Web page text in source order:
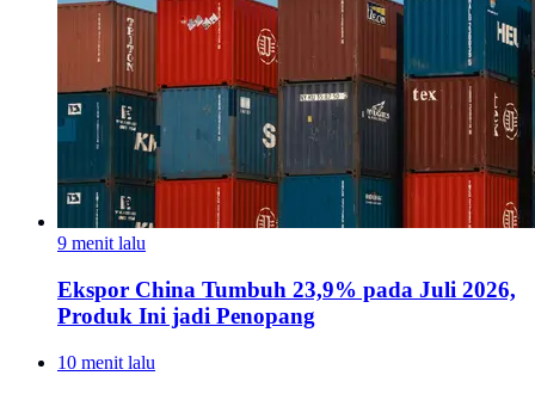
9 menit lalu
Ekspor China Tumbuh 23,9% pada Juli 2026,
Produk Ini jadi Penopang
10 menit lalu